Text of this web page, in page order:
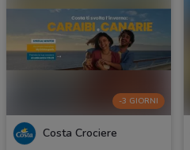
-3 GIORNI
Costa Crociere